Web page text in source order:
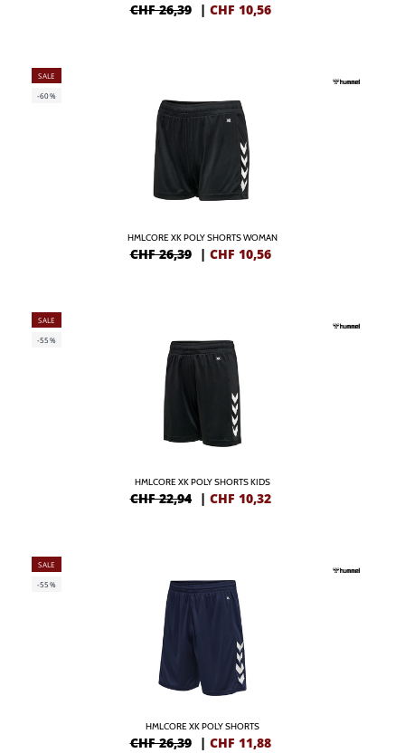
CHF 26,39 | CHF 10,56
SALE
-60%
HMLCORE XK POLY SHORTS WOMAN
CHF 26,39 | CHF 10,56
SALE
-55%
HMLCORE XK POLY SHORTS KIDS
CHF 22,94 | CHF 10,32
SALE
-55%
HMLCORE XK POLY SHORTS
CHF 26,39 | CHF 11,88